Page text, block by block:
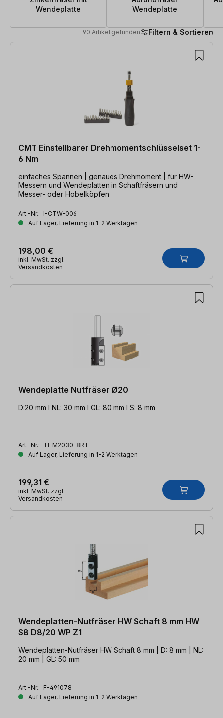
Wendeplatte
Wendeplatte
90 Artikel gefunden Filtern & Sortieren
90 Artikel gefunden
CMT Einstellbarer Drehmomentschlüsselset 1-
6 Nm
einfaches Spannen | genaues Drehmoment | für HW-
Messern und Wendeplatten in Schaftfräsern und
Messer- oder Hobelköpfen
Art.-Nr.: I-CTW-006
Auf Lager, Lieferung in 1-2 Werktagen
198,00 €
inkl. MwSt. zzgl.
Versandkosten
Wendeplatte Nutfräser Ø20
D:20 mm l NL: 30 mm l GL: 80 mm l S: 8 mm
Art.-Nr.: TI-M2030-8RT
Auf Lager, Lieferung in 1-2 Werktagen
199,31 €
inkl. MwSt. zzgl.
Versandkosten
Wendeplatten-Nutfräser HW Schaft 8 mm HW
S8 D8/20 WP Z1
Wendeplatten-Nutfräser HW Schaft 8 mm | D: 8 mm | NL:
20 mm | GL: 50 mm
Art.-Nr.: F-491078
Auf Lager, Lieferung in 1-2 Werktagen